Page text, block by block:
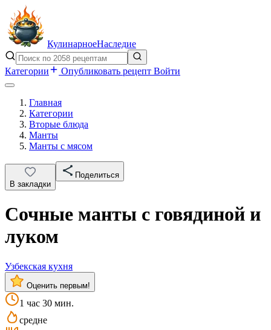
КулинарноеНаследие
Категории Опубликовать рецепт Войти
Главная
Категории
Вторые блюда
Манты
Манты с мясом
В закладки
Поделиться
Сочные манты с говядиной и
луком
Узбекская кухня
Оценить первым!
1 час 30 мин.
средне